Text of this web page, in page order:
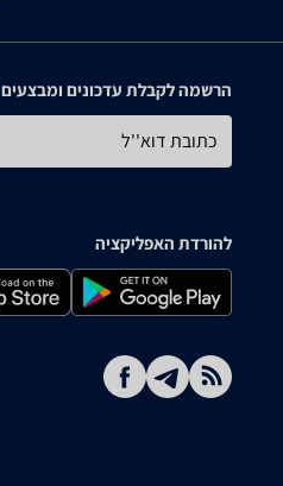
הרשמה לקבלת עדכונים ומבצעים
כתובת דוא''ל
להורדת האפליקציה